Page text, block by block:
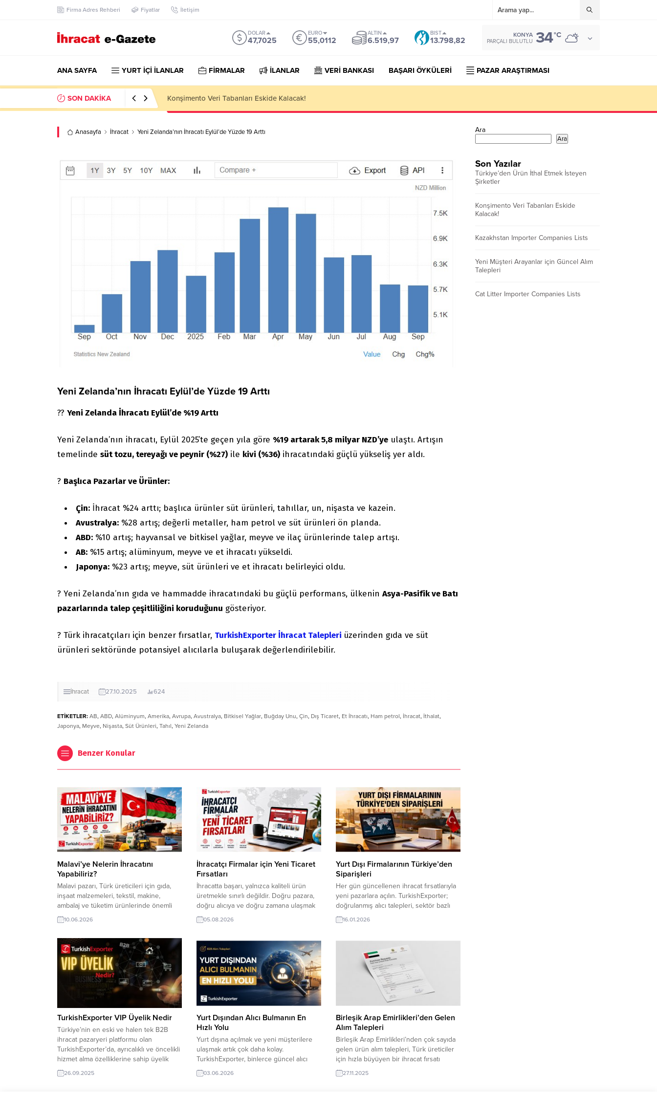
Firma Adres Rehberi Fiyatlar İletişim
DOLAR
47,7025
EURO
55,0112
ALTIN
6.519,97
BIST
13.798,82
KONYA
PARÇALI BULUTLU 34°C
ANA SAYFA YURT İÇİ İLANLAR FİRMALAR İLANLAR VERİ BANKASI BAŞARI ÖYKÜLERİ PAZAR ARAŞTIRMASI
SON DAKİKA Kazakhstan Importer Companies Lists
Anasayfa İhracat Yeni Zelanda’nın İhracatı Eylül’de Yüzde 19 Arttı
Yeni Zelanda’nın İhracatı Eylül’de Yüzde 19 Arttı
?? Yeni Zelanda İhracatı Eylül’de %19 Arttı
Yeni Zelanda’nın ihracatı, Eylül 2025’te geçen yıla göre %19 artarak 5,8 milyar NZD’ye ulaştı. Artışın
temelinde süt tozu, tereyağı ve peynir (%27) ile kivi (%36) ihracatındaki güçlü yükseliş yer aldı.
? Başlıca Pazarlar ve Ürünler:
Çin: İhracat %24 arttı; başlıca ürünler süt ürünleri, tahıllar, un, nişasta ve kazein.
Avustralya: %28 artış; değerli metaller, ham petrol ve süt ürünleri ön planda.
ABD: %10 artış; hayvansal ve bitkisel yağlar, meyve ve ilaç ürünlerinde talep artışı.
AB: %15 artış; alüminyum, meyve ve et ihracatı yükseldi.
Japonya: %23 artış; meyve, süt ürünleri ve et ihracatı belirleyici oldu.
? Yeni Zelanda’nın gıda ve hammadde ihracatındaki bu güçlü performans, ülkenin Asya-Pasifik ve Batı
pazarlarında talep çeşitliliğini koruduğunu gösteriyor.
? Türk ihracatçıları için benzer fırsatlar, TurkishExporter İhracat Talepleri üzerinden gıda ve süt
ürünleri sektöründe potansiyel alıcılarla buluşarak değerlendirilebilir.
İhracat 27.10.2025 624
ETİKETLER: AB, ABD, Alüminyum, Amerika, Avrupa, Avustralya, Bitkisel Yağlar, Buğday Unu, Çin, Dış Ticaret, Et İhracatı, Ham petrol, İhracat, İthalat,
Japonya, Meyve, Nişasta, Süt Ürünleri, Tahıl, Yeni Zelanda
Benzer Konular
Malavi’ye Nelerin İhracatını
Yapabiliriz?
Malavi pazarı, Türk üreticileri için gıda,
inşaat malzemeleri, tekstil, makine,
ambalaj ve tüketim ürünlerinde önemli
fırsatlar sunuyor. TurkishExporter ile
güvenilir ithalatçılara ulaşın, yeni iş
güçlü B2B ağıyla büyütün. Malavi
ekonomisini domine eden en büyük
sektör tarımdır. Gayri Safi Yurtiçi
Hasılası’nın (GSYİH) yaklaşık %25’ini
oluşturan, istihdamın...
10.06.2026
İhracatçı Firmalar için Yeni Ticaret
Fırsatları
İhracatta başarı, yalnızca kaliteli ürün
üretmekle sınırlı değildir. Doğru pazara,
doğru alıcıya ve doğru zamana ulaşmak
da en az ürün kadar önem taşır.
TurkishExporter‘da yer alan güncel alım
ticari hareketliliği tek sayfada
buluşturuyor. Her yeni talep, yeni bir
ihracat hikâyesine dönüşebilir. D.R.
Kongo’dan Alıcı, Türkiye’den Parfüm...
05.08.2026
Yurt Dışı Firmalarının Türkiye’den
Siparişleri
Her gün güncellenen ihracat fırsatlarıyla
yeni pazarlara açılın. TurkishExporter;
doğrulanmış alıcı talepleri, sektör bazlı
ilanlar ve hedef ülke odaklı
eşleştirmelerle Türk ihracatçılarını
Talepleri Yunanistan Firması, Kadın
Taytları İthal Etmek İstiyorSuriye Firması,
Türkiye’den Gıda Takviyeleri Almak
İstiyorErmenistan Şirketi, Sodyum
Hipoklorit İthal...
16.01.2026
TurkishExporter VIP Üyelik Nedir
Türkiye’nin en eski ve halen tek B2B
ihracat pazaryeri platformu olan
TurkishExporter’da, ayrıcalıklı ve öncelikli
hizmet alma özelliklerine sahip üyelik
türüne “VIP Üyelik” denilmektedir.
Firmanız için farklı özelliklerdeki en
26.09.2025
Yurt Dışından Alıcı Bulmanın En
Hızlı Yolu
Yurt dışına açılmak ve yeni müşterilere
ulaşmak artık çok daha kolay.
TurkishExporter, binlerce güncel alıcı
talebini ve doğrulanmış ithalatçı firmayı
tek platformda buluşturur. Doğru alıcılarla
03.06.2026
Birleşik Arap Emirlikleri’den Gelen
Alım Talepleri
Birleşik Arap Emirlikleri’nden çok sayıda
gelen ürün alım talepleri, Türk üreticiler
için hızla büyüyen bir ihracat fırsatı
sunuyor. TurkishExporter’ın Güncel
İthalat Fırsatları Listesi ile BAE’deki
27.11.2025
Ara
Ara
Son Yazılar
Türkiye’den Ürün İthal Etmek İsteyen
Şirketler
Konşimento Veri Tabanları Eskide
Kalacak!
Kazakhstan Importer Companies Lists
Yeni Müşteri Arayanlar için Güncel Alım
Talepleri
Cat Litter Importer Companies Lists